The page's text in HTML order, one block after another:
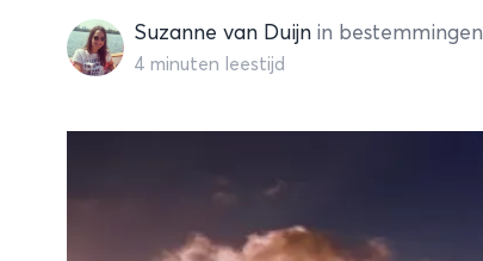
Suzanne van Duijn
Suzanne van Duijn in bestemmingen
4 minuten leestijd